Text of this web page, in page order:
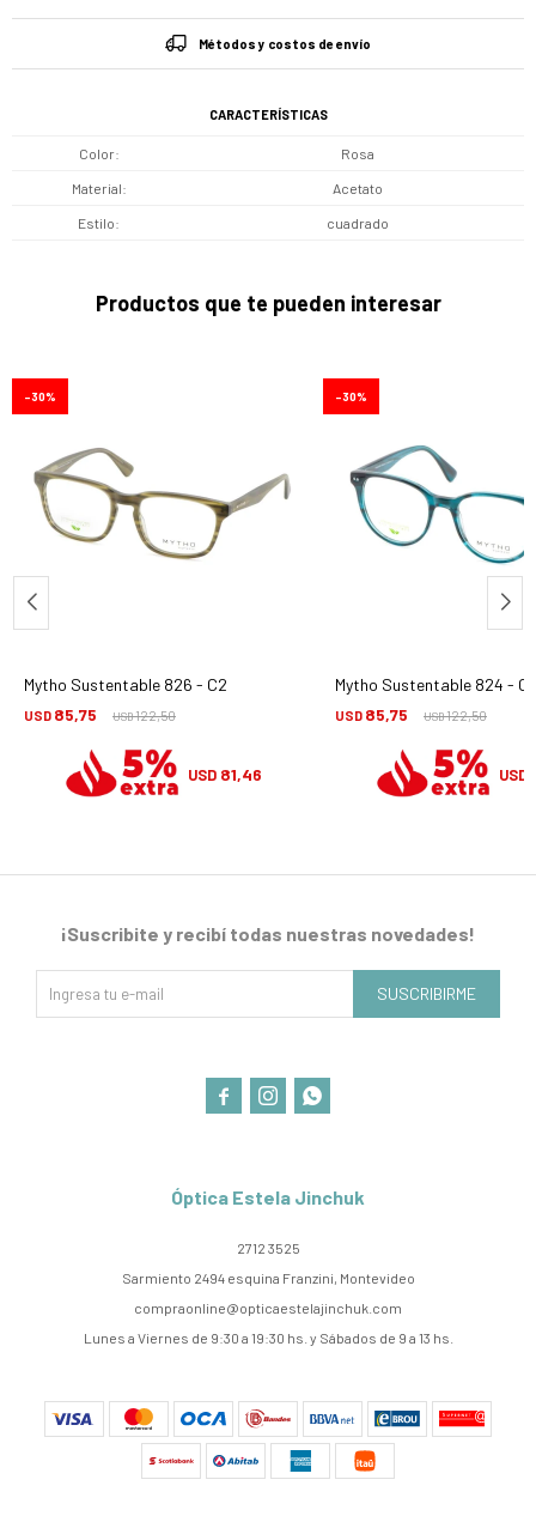
Métodos y costos de envío
CARACTERÍSTICAS
Color Rosa
Material Acetato
Estilo cuadrado
Productos que te pueden interesar
Mytho Sustentable 826 - C2
USD 85,75 USD122,50
30
USD 81,46
Mytho Sustentable 824 -
USD 85,75 USD122,50
30
USD
Óptica Estela Jinchuk
2712 3525
Sarmiento 2494 esquina Franzini, Montevideo
compraonline@opticaestelajinchuk.com
Lunes a Viernes de 9:30 a 19:30 hs. y Sábados de 9 a 13 hs.
¡Suscribite y recibí todas nuestras novedades!
SUSCRIBIRME
  